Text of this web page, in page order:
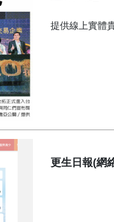
提供線上實體
更生日報(網